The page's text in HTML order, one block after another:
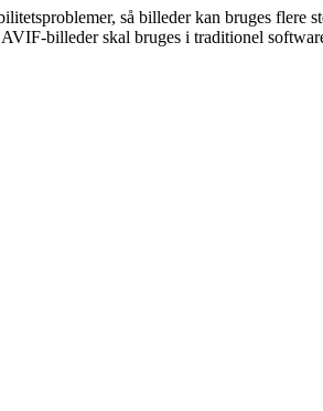
så billeder kan bruges flere
billeder skal bruges i traditionel